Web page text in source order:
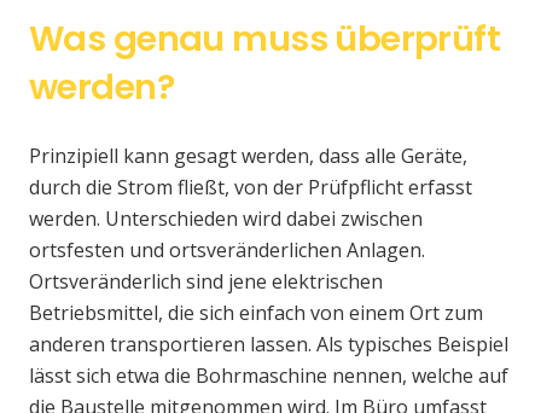
Was genau muss überprüft
werden?
Prinzipiell kann gesagt werden, dass alle Geräte,
durch die Strom fließt, von der Prüfpflicht erfasst
werden. Unterschieden wird dabei zwischen
ortsfesten und ortsveränderlichen Anlagen.
Ortsveränderlich sind jene elektrischen
Betriebsmittel, die sich einfach von einem Ort zum
anderen transportieren lassen. Als typisches Beispiel
lässt sich etwa die Bohrmaschine nennen, welche auf
die Baustelle mitgenommen wird. Im Büro umfasst